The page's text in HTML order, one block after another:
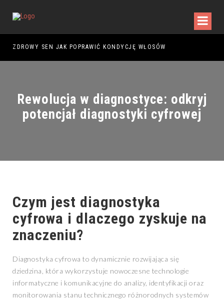
ZDROWY SEN JAK POPRAWIĆ KONDYCJĘ WŁOSÓW
Rewolucja w diagnostyce: odkryj
potencjał diagnostyki cyfrowej
Czym jest diagnostyka
cyfrowa i dlaczego zyskuje na
znaczeniu?
Diagnostyka cyfrowa to dynamicznie rozwijająca się
dziedzina, która wykorzystuje nowoczesne technologie
informatyczne i komunikacyjne do analizy, identyfikacji oraz
monitorowania stanu technicznego różnorodnych systemów